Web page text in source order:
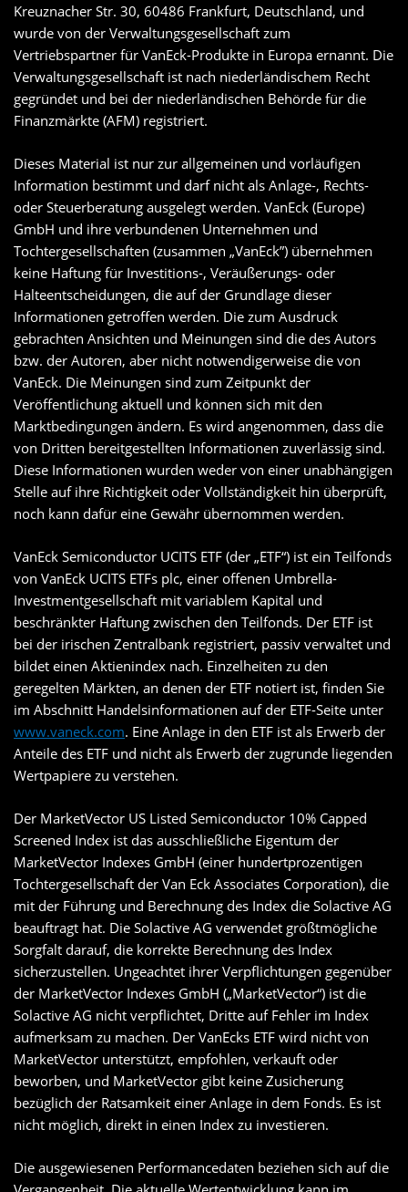
Kreuznacher Str. 30, 60486 Frankfurt, Deutschland, und
wurde von der Verwaltungsgesellschaft zum
Vertriebspartner für VanEck-Produkte in Europa ernannt. Die
Verwaltungsgesellschaft ist nach niederländischem Recht
gegründet und bei der niederländischen Behörde für die
Finanzmärkte (AFM) registriert.
Dieses Material ist nur zur allgemeinen und vorläufigen
Information bestimmt und darf nicht als Anlage-, Rechts-
oder Steuerberatung ausgelegt werden. VanEck (Europe)
GmbH und ihre verbundenen Unternehmen und
Tochtergesellschaften (zusammen „VanEck”) übernehmen
keine Haftung für Investitions-, Veräußerungs- oder
Halteentscheidungen, die auf der Grundlage dieser
Informationen getroffen werden. Die zum Ausdruck
gebrachten Ansichten und Meinungen sind die des Autors
bzw. der Autoren, aber nicht notwendigerweise die von
VanEck. Die Meinungen sind zum Zeitpunkt der
Veröffentlichung aktuell und können sich mit den
Marktbedingungen ändern. Es wird angenommen, dass die
von Dritten bereitgestellten Informationen zuverlässig sind.
Diese Informationen wurden weder von einer unabhängigen
Stelle auf ihre Richtigkeit oder Vollständigkeit hin überprüft,
noch kann dafür eine Gewähr übernommen werden.
VanEck Semiconductor UCITS ETF (der „ETF“) ist ein Teilfonds
von VanEck UCITS ETFs plc, einer offenen Umbrella-
Investmentgesellschaft mit variablem Kapital und
beschränkter Haftung zwischen den Teilfonds. Der ETF ist
bei der irischen Zentralbank registriert, passiv verwaltet und
bildet einen Aktienindex nach. Einzelheiten zu den
geregelten Märkten, an denen der ETF notiert ist, finden Sie
im Abschnitt Handelsinformationen auf der ETF-Seite unter
www.vaneck.com. Eine Anlage in den ETF ist als Erwerb der
Anteile des ETF und nicht als Erwerb der zugrunde liegenden
Wertpapiere zu verstehen.
Der MarketVector US Listed Semiconductor 10% Capped
Screened Index ist das ausschließliche Eigentum der
MarketVector Indexes GmbH (einer hundertprozentigen
Tochtergesellschaft der Van Eck Associates Corporation), die
mit der Führung und Berechnung des Index die Solactive AG
beauftragt hat. Die Solactive AG verwendet größtmögliche
Sorgfalt darauf, die korrekte Berechnung des Index
sicherzustellen. Ungeachtet ihrer Verpflichtungen gegenüber
der MarketVector Indexes GmbH („MarketVector“) ist die
Solactive AG nicht verpflichtet, Dritte auf Fehler im Index
aufmerksam zu machen. Der VanEcks ETF wird nicht von
MarketVector unterstützt, empfohlen, verkauft oder
beworben, und MarketVector gibt keine Zusicherung
bezüglich der Ratsamkeit einer Anlage in dem Fonds. Es ist
nicht möglich, direkt in einen Index zu investieren.
Die ausgewiesenen Performancedaten beziehen sich auf die